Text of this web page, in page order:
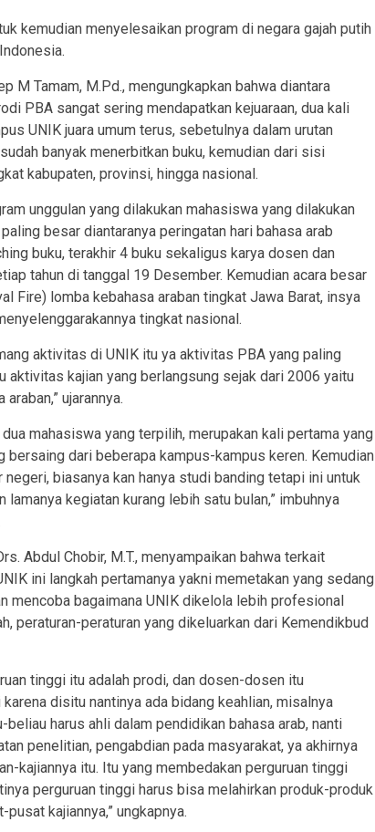
kemudian menyelesaikan program di negara gajah putih
M Tamam, M.Pd., mengungkapkan bahwa diantara
PBA sangat sering mendapatkan kejuaraan, dua kali
UNIK juara umum terus, sebetulnya dalam urutan
banyak menerbitkan buku, kemudian dari sisi
kabupaten, provinsi, hingga nasional.
unggulan yang dilakukan mahasiswa yang dilakukan
besar diantaranya peringatan hari bahasa arab
buku, terakhir 4 buku sekaligus karya dosen dan
tahun di tanggal 19 Desember. Kemudian acara besar
Fire) lomba kebahasa araban tingkat Jawa Barat, insya
tingkat nasional.
aktivitas di UNIK itu ya aktivitas PBA yang paling
aktivitas kajian yang berlangsung sejak dari 2006 yaitu
ujarannya.
mahasiswa yang terpilih, merupakan kali pertama yang
bersaing dari beberapa kampus-kampus keren. Kemudian
biasanya kan hanya studi banding tetapi ini untuk
lamanya kegiatan kurang lebih satu bulan,” imbuhnya
Abdul Chobir, M.T., menyampaikan bahwa terkait
ini langkah pertamanya yakni memetakan yang sedang
mencoba bagaimana UNIK dikelola lebih profesional
peraturan-peraturan yang dikeluarkan dari Kemendikbud
tinggi itu adalah prodi, dan dosen-dosen itu
disitu nantinya ada bidang keahlian, misalnya
harus ahli dalam pendidikan bahasa arab, nanti
penelitian, pengabdian pada masyarakat, ya akhirnya
kajiannya itu. Itu yang membedakan perguruan tinggi
perguruan tinggi harus bisa melahirkan produk-produk
kajiannya,” ungkapnya.